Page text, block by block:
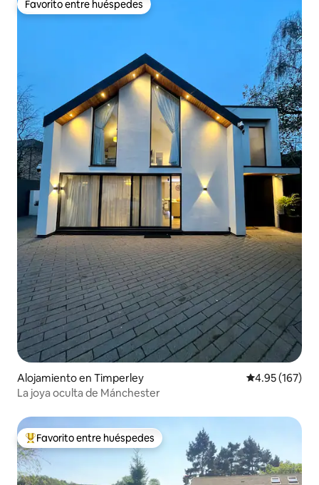
Favorito entre huéspedes
Favorito entre huéspedes
Alojamiento en Timperley Calificación
4.95 (167)
La joya oculta de Mánchester
Favorito entre huéspedes preferido
Favorito entre huéspedes